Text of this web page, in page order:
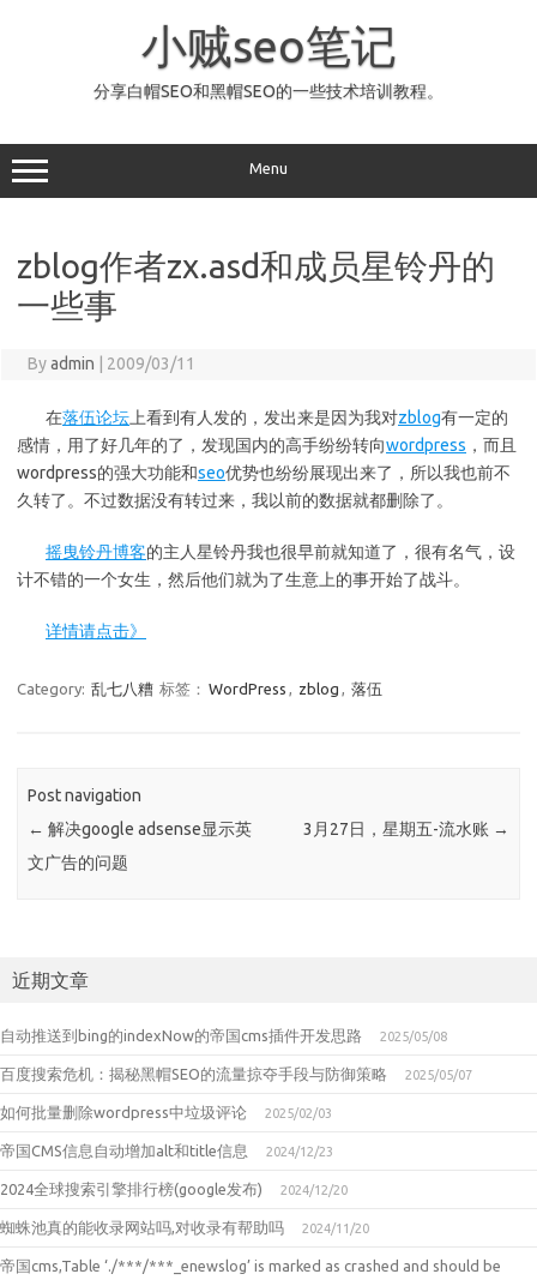
小贼seo笔记
分享白帽SEO和黑帽SEO的一些技术培训教程。
Menu
zblog作者zx.asd和成员星铃丹的
一些事
Byadmin 2009/03/11
在落伍论坛 上看到有人发的，发出来是因为我对zblog有一定的
感情，用了好几年的了，发现国内的高手纷纷转向wordpress ，而且
wordpress的强大功能和seo优势也纷纷展现出来了，所以我也前不
久转了。不过数据没有转过来，我以前的数据就都删除了。
摇曳铃丹博客的主人星铃丹我也很早前就知道了，很有名气，设
计不错的一个女生，然后他们就为了生意上的事开始了战斗。
详情请点击》
Category: 乱七八糟 标签： WordPress , zblog , 落伍
Post navigation
← 解决google adsense显示英
文广告的问题
3月27日，星期五-流水账 →
近期文章
自动推送到bing的indexNow的帝国cms插件开发思路 2025/05/08
百度搜索危机：揭秘黑帽SEO的流量掠夺手段与防御策略 2025/05/07
如何批量删除wordpress中垃圾评论 2025/02/03
帝国CMS信息自动增加alt和title信息 2024/12/23
2024全球搜索引擎排行榜(google发布) 2024/12/20
蜘蛛池真的能收录网站吗,对收录有帮助吗 2024/11/20
帝国cms,Table ‘./***/***_enewslog’ is marked as crashed and should be